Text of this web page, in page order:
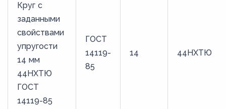
40
41
42
43
44
4,5
Круг с
заданными
свойствами
упругости
14 мм
44НХТЮ
ГОСТ
14119-85
ГОСТ
14119-
85
14 44НХТЮ